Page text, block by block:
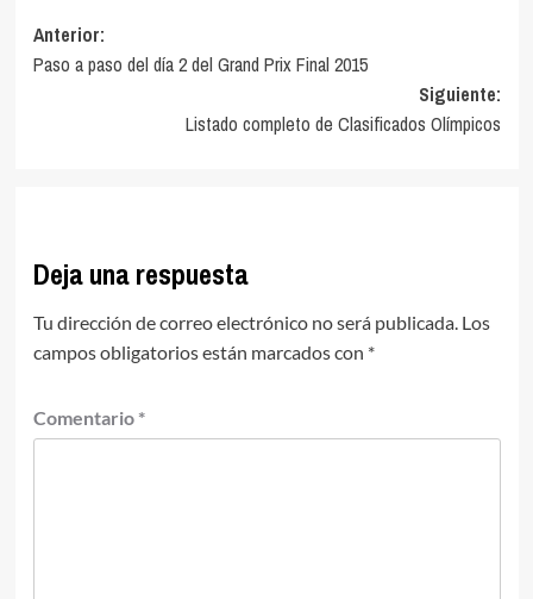
Navegación
de
Anterior:
Paso a paso del día 2 del Grand Prix Final 2015
Siguiente:
Listado completo de Clasificados Olímpicos
Deja una respuesta
Tu dirección de correo electrónico no será publicada. Los
campos obligatorios están marcados con *
Comentario *